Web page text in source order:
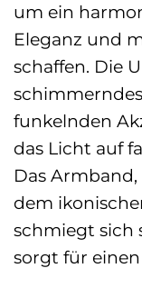
um ein
Eleganz und
schaffen. Die
funkelnden
das Licht auf
Das
dem
schmiegt sich
sorgt für